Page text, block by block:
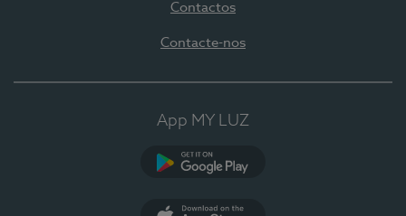
Contactos
Contacte-nos
App MY LUZ